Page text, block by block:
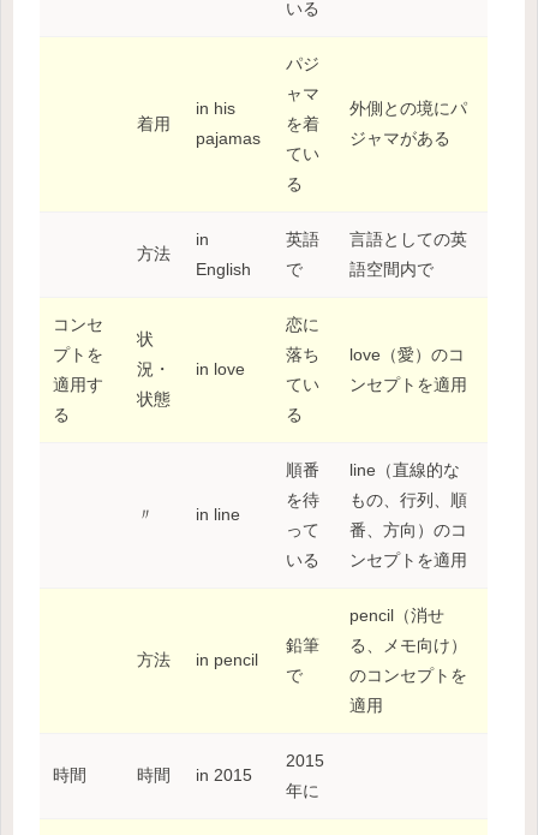
いる
着用
in his
pajamas
パジ
ャマ
を着
てい
る
外側との境にパ
ジャマがある
方法
in
English
英語
で
言語としての英
語空間内で
コンセ
プトを
適用す
る
状
況・
状態
in love
恋に
落ち
てい
る
love（愛）のコ
ンセプトを適用
〃 in line
順番
を待
って
いる
line（直線的な
もの、行列、順
番、方向）のコ
ンセプトを適用
方法 in pencil
鉛筆
で
pencil（消せ
る、メモ向け）
のコンセプトを
適用
時間 時間 in 2015
2015
年に